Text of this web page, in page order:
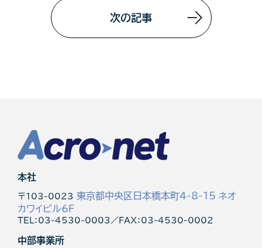
次の記事
本社
〒103-0023 東京都中央区日本橋本町4-8-15 ネオ
カワイビル6F
TEL：03-4530-0003／FAX：03-4530-0002
中部事業所